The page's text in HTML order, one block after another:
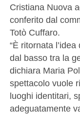
Cristiana Nuova
conferito dal
Totò Cuffaro.
“È ritornata
dal basso tra la
dichiara Maria
spettacolo vuole
luoghi identitari,
adeguatamente